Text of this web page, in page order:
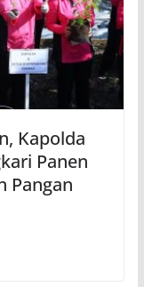
Kapolda
Panen
Pangan